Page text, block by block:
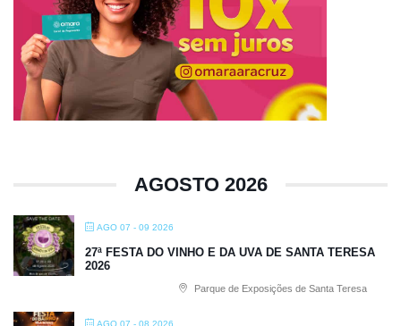
AGOSTO 2026
AGO 07 - 09 2026
27ª FESTA DO VINHO E DA UVA DE SANTA TERESA
2026
Parque de Exposições de Santa Teresa
AGO 07 - 08 2026